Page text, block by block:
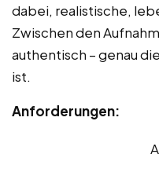
dabei, realistische,
Zwischen den
authentisch – genau
ist.
Anforderungen: